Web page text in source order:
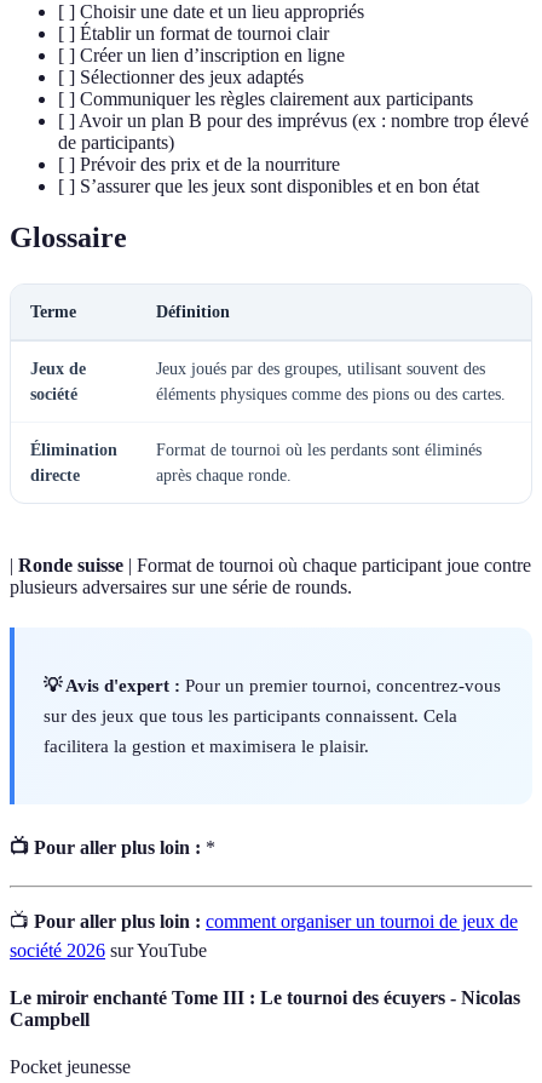
[ ] Choisir une date et un lieu appropriés
[ ] Établir un format de tournoi clair
[ ] Créer un lien d’inscription en ligne
[ ] Sélectionner des jeux adaptés
[ ] Communiquer les règles clairement aux participants
[ ] Avoir un plan B pour des imprévus (ex : nombre trop élevé
de participants)
[ ] Prévoir des prix et de la nourriture
[ ] S’assurer que les jeux sont disponibles et en bon état
Glossaire
Terme Définition
Jeux de
société
Jeux joués par des groupes, utilisant souvent des
éléments physiques comme des pions ou des cartes.
Élimination
directe
Format de tournoi où les perdants sont éliminés
après chaque ronde.
| Ronde suisse | Format de tournoi où chaque participant joue contre
plusieurs adversaires sur une série de rounds.
💡 Avis d'expert : Pour un premier tournoi, concentrez-vous
sur des jeux que tous les participants connaissent. Cela
facilitera la gestion et maximisera le plaisir.
📺 Pour aller plus loin : *
📺 Pour aller plus loin : comment organiser un tournoi de jeux de
société 2026 sur YouTube
Le miroir enchanté Tome III : Le tournoi des écuyers - Nicolas
Campbell
Pocket jeunesse